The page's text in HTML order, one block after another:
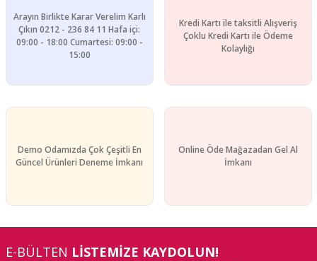
Arayın Birlikte Karar Verelim Karlı
Çıkın 0212 - 236 84 11 Hafa içi:
09:00 - 18:00 Cumartesi: 09:00 -
15:00
Kredi Kartı ile taksitli Alışveriş
Çoklu Kredi Kartı ile Ödeme
Kolaylığı
Demo Odamızda Çok Çeşitli En
Güncel Ürünleri Deneme İmkanı
Online Öde Mağazadan Gel Al
İmkanı
E-BÜLTEN LİSTEMİZE KAYDOLUN!